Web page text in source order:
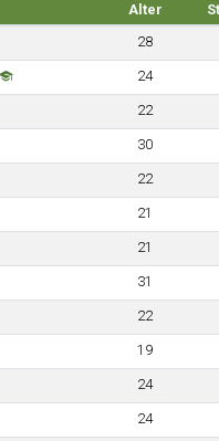
Alter
28
24
22
30
22
21
21
31
22
19
24
24